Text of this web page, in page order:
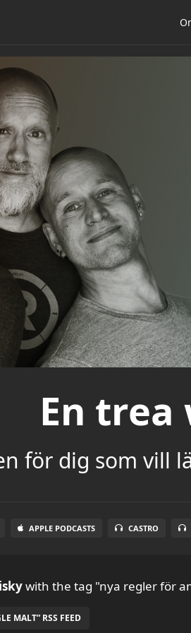
En
för dig som vill
APPLE PODCASTS CASTRO
with the tag "nya regler för
MALT” RSS FEED